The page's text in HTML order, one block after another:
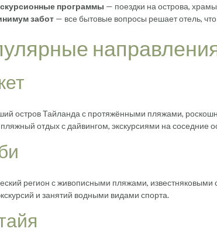
программы — поездки на острова,
забот — все бытовые вопросы решает отель,
остров Тайланда с протяжёнными пляжами,
пляжный отдых с дайвингом, экскурсиями на соседние
регион с живописными пляжами,
и занятий водными видами спорта.